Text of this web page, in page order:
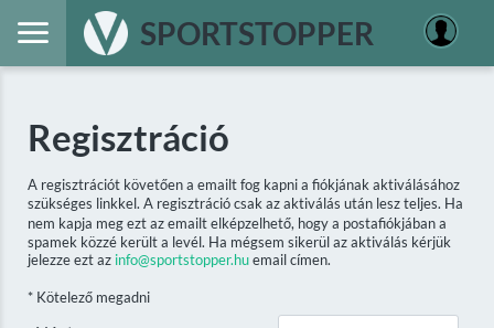
SPORTSTOPPER
Regisztráció
A regisztrációt követően a emailt fog kapni a fiókjának aktiválásához
szükséges linkkel. A regisztráció csak az aktiválás után lesz teljes. Ha
nem kapja meg ezt az emailt elképzelhető, hogy a postafiókjában a
spamek közzé került a levél. Ha mégsem sikerül az aktiválás kérjük
jelezze ezt az info@sportstopper.huemail címen.
* Kötelező megadni